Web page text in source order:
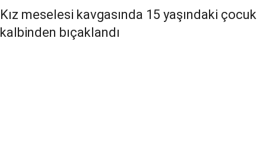
Kız meselesi kavgasında 15 yaşındaki çocuk
kalbinden bıçaklandı